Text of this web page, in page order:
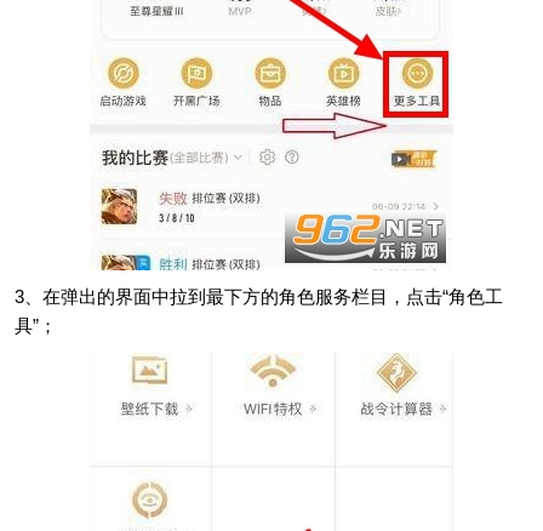
3、在弹出的界面中拉到最下方的角色服务栏目，点击“角色工
具”；